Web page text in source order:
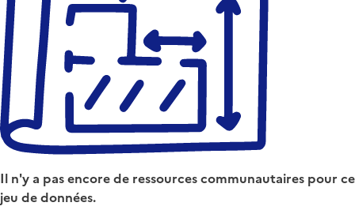
Il n'y a pas encore de ressources communautaires pour ce
jeu de données.